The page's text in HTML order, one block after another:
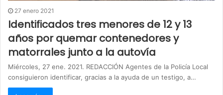
27 enero 2021
Identificados tres menores de 12 y 13
años por quemar contenedores y
matorrales junto a la autovía
Miércoles, 27 ene. 2021. REDACCIÓN Agentes de la Policía Local
consiguieron identificar, gracias a la ayuda de un testigo, a…